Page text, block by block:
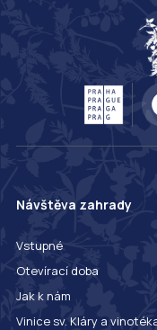
Návštěva zahrady
Vstupné
Otevírací doba
Jak k nám
Vinice sv. Kláry a